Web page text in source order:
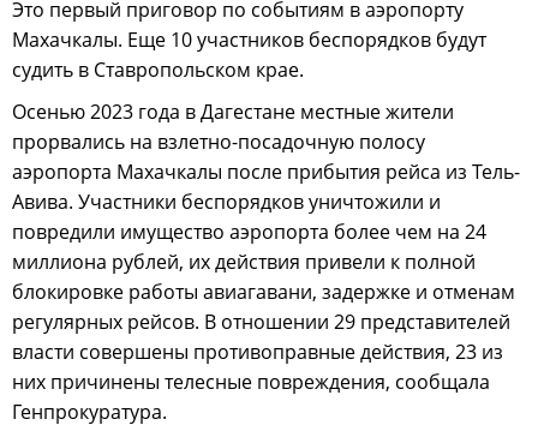
Это первый приговор по событиям в аэропорту
Махачкалы. Еще 10 участников беспорядков будут
судить в Ставропольском крае.
Осенью 2023 года в Дагестане местные жители
прорвались на взлетно-посадочную полосу
аэропорта Махачкалы после прибытия рейса из Тель-
Авива. Участники беспорядков уничтожили и
повредили имущество аэропорта более чем на 24
миллиона рублей, их действия привели к полной
блокировке работы авиагавани, задержке и отменам
регулярных рейсов. В отношении 29 представителей
власти совершены противоправные действия, 23 из
них причинены телесные повреждения, сообщала
Генпрокуратура.